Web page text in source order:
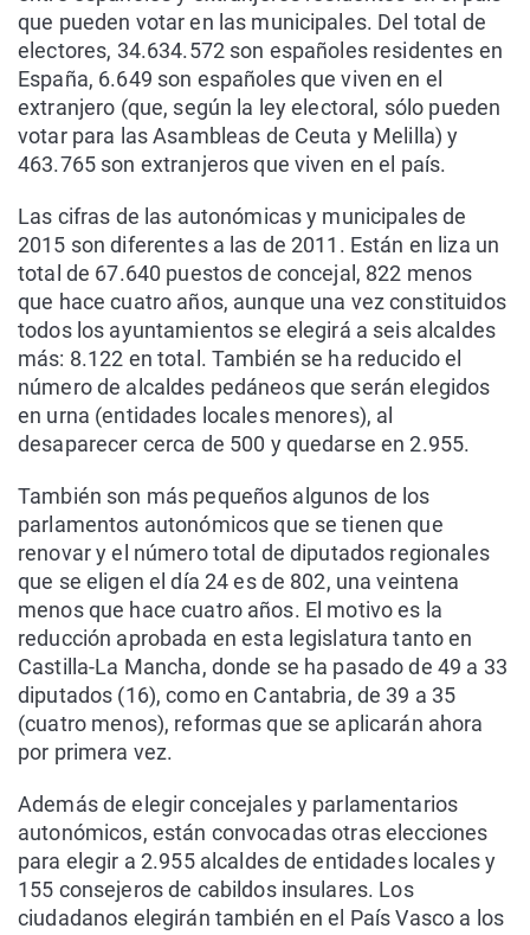
que pueden votar en las municipales. Del total de
electores, 34.634.572 son españoles residentes en
España, 6.649 son españoles que viven en el
extranjero (que, según la ley electoral, sólo pueden
votar para las Asambleas de Ceuta y Melilla) y
463.765 son extranjeros que viven en el país.
Las cifras de las autonómicas y municipales de
2015 son diferentes a las de 2011. Están en liza un
total de 67.640 puestos de concejal, 822 menos
que hace cuatro años, aunque una vez constituidos
todos los ayuntamientos se elegirá a seis alcaldes
más: 8.122 en total. También se ha reducido el
número de alcaldes pedáneos que serán elegidos
en urna (entidades locales menores), al
desaparecer cerca de 500 y quedarse en 2.955.
También son más pequeños algunos de los
parlamentos autonómicos que se tienen que
renovar y el número total de diputados regionales
que se eligen el día 24 es de 802, una veintena
menos que hace cuatro años. El motivo es la
reducción aprobada en esta legislatura tanto en
Castilla-La Mancha, donde se ha pasado de 49 a 33
diputados (16), como en Cantabria, de 39 a 35
(cuatro menos), reformas que se aplicarán ahora
por primera vez.
Además de elegir concejales y parlamentarios
autonómicos, están convocadas otras elecciones
para elegir a 2.955 alcaldes de entidades locales y
155 consejeros de cabildos insulares. Los
ciudadanos elegirán también en el País Vasco a los